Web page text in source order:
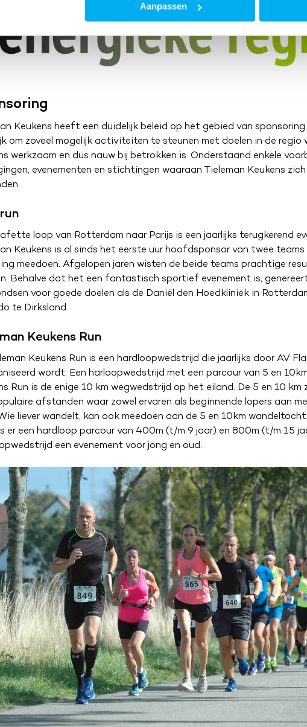
Aanpassen
Keukens heeft een duidelijk beleid op het gebied van
om zoveel mogelijk activiteiten te steunen met doelen in de regio
werkzaam en dus nauw bij betrokken is. Onderstaand enkele
evenementen en stichtingen waaraan Tieleman Keukens
loop van Rotterdam naar Parijs is een jaarlijks terugkerend
Keukens is al sinds het eerste uur hoofdsponsor van twee
meedoen. Afgelopen jaren wisten de beide teams prachtige
Behalve dat het een fantastisch sportief evenement is,
voor goede doelen als de Daniël den Hoedkliniek in
te Dirksland.
Keukens Run
Keukens Run is een hardloopwedstrijd die jaarlijks door AV
wordt. Een harloopwedstrijd met een parcour van 5 en
Run is de enige 10 km wegwedstrijd op het eiland. De 5 en 10 km
afstanden waar zowel ervaren als beginnende lopers aan
liever wandelt, kan ook meedoen aan de 5 en 10km
er een hardloop parcour van 400m (t/m 9 jaar) en 800m (t/m 15
een evenement voor jong en oud.